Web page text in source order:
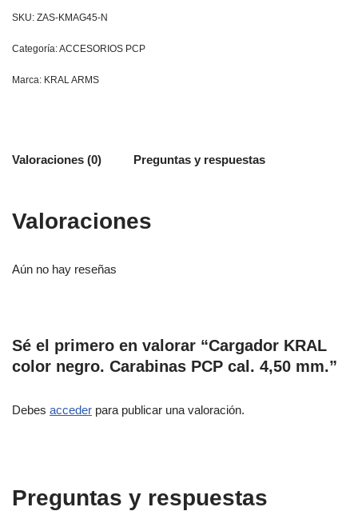
SKU: ZAS-KMAG45-N
Categoría:ACCESORIOS PCP
Marca: KRAL ARMS
Valoraciones (0) Preguntas y respuestas
Valoraciones
Aún no hay reseñas
Sé el primero en valorar “Cargador KRAL
color negro. Carabinas PCP cal. 4,50 mm.”
Debes acceder para publicar una valoración.
Preguntas y respuestas